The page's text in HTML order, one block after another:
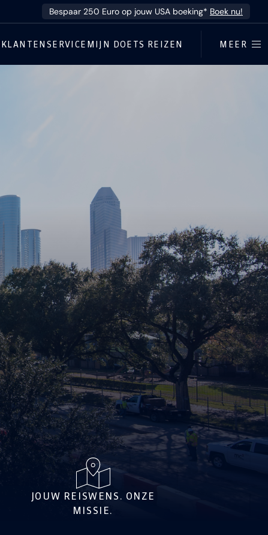
Bespaar 250 Euro op jouw USA boeking* Boek nu!
KLANTENSERVICE MIJN DOETS REIZEN MEER
JOUW REISWENS. ONZE
MISSIE.